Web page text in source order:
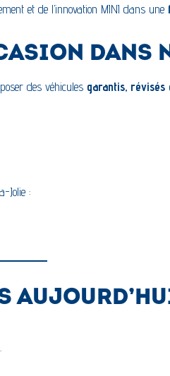
et de l’innovation MINI dans une
DANS
des véhicules garantis, révisés
Jolie :